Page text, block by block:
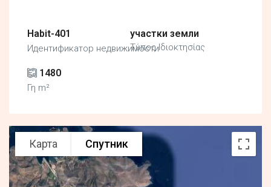
Habit-401
Идентификатор недвижимости
участки земли
Τύπος Ιδιοκτησίας
1480
Γη m²
Карта Спутник